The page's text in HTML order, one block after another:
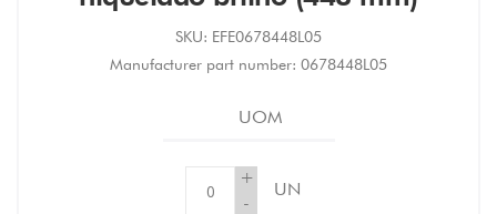
SKU: EFE0678448L05
Manufacturer part number: 0678448L05
UOM
+
-
UN